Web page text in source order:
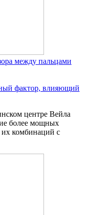
между пальцами
фактор, влияющий
центре Вейла
более мощных
комбинаций с